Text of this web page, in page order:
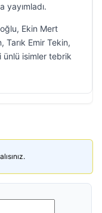
yayımladı.
Ekin Mert
Tarık Emir Tekin,
ünlü isimler tebrik